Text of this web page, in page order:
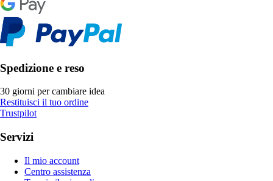
Spedizione e reso
30 giorni per cambiare idea
Restituisci il tuo ordine
Trustpilot
Servizi
Il mio account
Centro assistenza